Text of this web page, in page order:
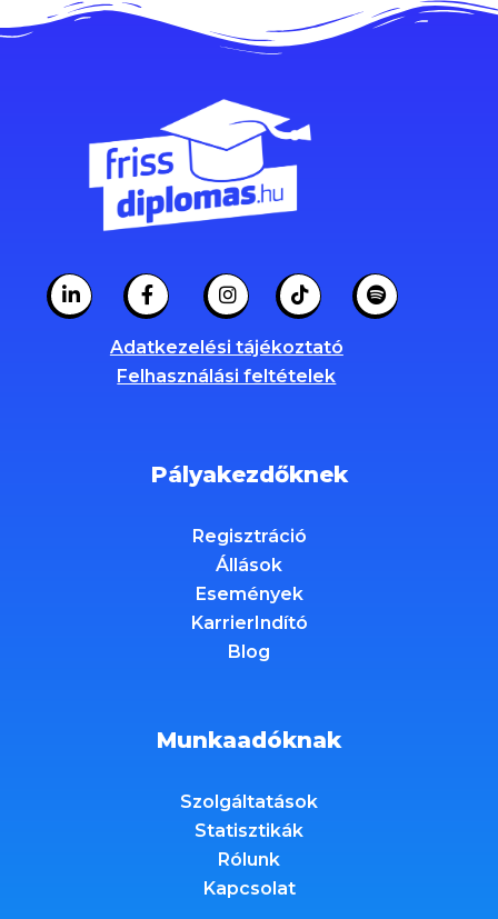
Adatkezelési tájékoztató
Felhasználási feltételek
Pályakezdőknek
Regisztráció
Állások
Események
KarrierIndító
Blog
Munkaadóknak
Szolgáltatások
Statisztikák
Rólunk
Kapcsolat